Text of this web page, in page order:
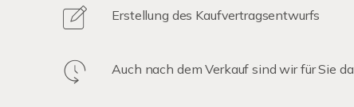
Erstellung des Kaufvertragsentwurfs
Auch nach dem Verkauf sind wir für Sie da